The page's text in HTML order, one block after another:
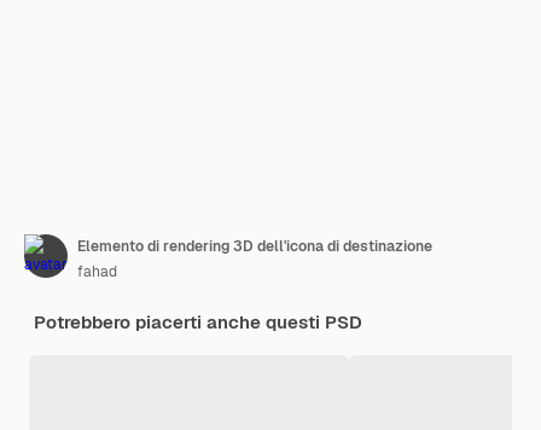
Elemento di rendering 3D dell'icona di destinazione
fahad
Potrebbero piacerti anche questi PSD